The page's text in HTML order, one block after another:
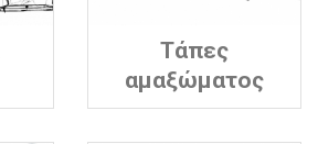
Τάπες
αμαξώματος